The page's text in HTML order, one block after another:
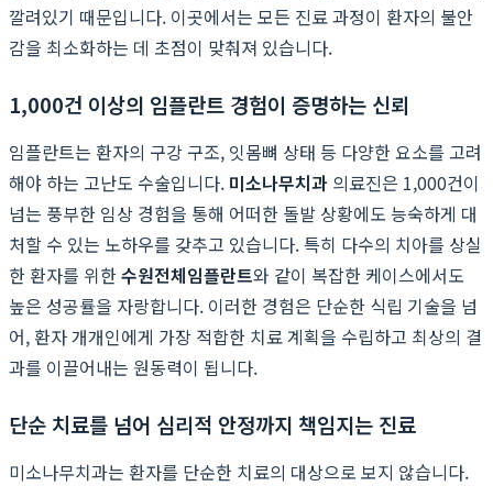
깔려있기 때문입니다. 이곳에서는 모든 진료 과정이 환자의 불안
감을 최소화하는 데 초점이 맞춰져 있습니다.
1,000건 이상의 임플란트 경험이 증명하는 신뢰
임플란트는 환자의 구강 구조, 잇몸뼈 상태 등 다양한 요소를 고려
해야 하는 고난도 수술입니다. 미소나무치과 의료진은 1,000건이
넘는 풍부한 임상 경험을 통해 어떠한 돌발 상황에도 능숙하게 대
처할 수 있는 노하우를 갖추고 있습니다. 특히 다수의 치아를 상실
한 환자를 위한수원전체임플란트와 같이 복잡한 케이스에서도
높은 성공률을 자랑합니다. 이러한 경험은 단순한 식립 기술을 넘
어, 환자 개개인에게 가장 적합한 치료 계획을 수립하고 최상의 결
과를 이끌어내는 원동력이 됩니다.
단순 치료를 넘어 심리적 안정까지 책임지는 진료
미소나무치과는 환자를 단순한 치료의 대상으로 보지 않습니다.